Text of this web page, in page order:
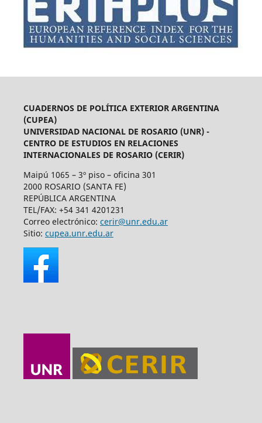
CUADERNOS DE POLÍTICA EXTERIOR ARGENTINA
(CUPEA)
UNIVERSIDAD NACIONAL DE ROSARIO (UNR) -
CENTRO DE ESTUDIOS EN RELACIONES
INTERNACIONALES DE ROSARIO (CERIR)
Maipú 1065 – 3º piso – oficina 301
2000 ROSARIO (SANTA FE)
REPÚBLICA ARGENTINA
TEL/FAX: +54 341 4201231
Correo electrónico: cerir@unr.edu.ar
Sitio: cupea.unr.edu.ar